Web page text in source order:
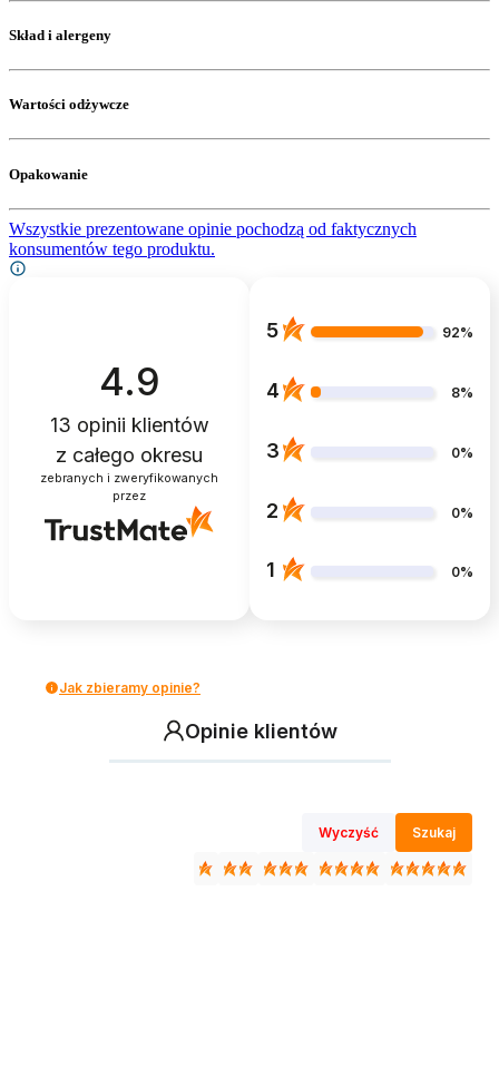
Skład i alergeny
Wartości odżywcze
Opakowanie
Wszystkie prezentowane opinie pochodzą od faktycznych
konsumentów tego produktu.
4.9
13 opinii klientów
z całego okresu
zebranych i zweryfikowanych
przez
5 92%
4 8%
3 0%
2 0%
1 0%
Jak zbieramy opinie?
Opinie klientów
Wyczyść Szukaj